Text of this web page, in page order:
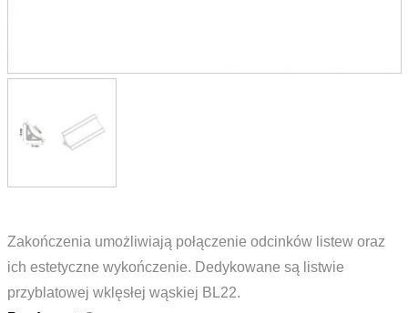
Zakończenia umożliwiają połączenie odcinków listew oraz
ich estetyczne wykończenie. Dedykowane są listwie
przyblatowej wklęsłej wąskiej BL22.